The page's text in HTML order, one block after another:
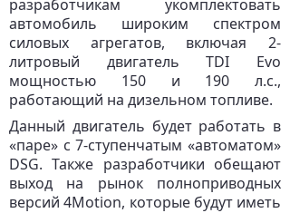
разработчикам укомплектовать
автомобиль широким спектром
силовых агрегатов, включая 2-
литровый двигатель TDI Evo
мощностью 150 и 190 л.с.,
работающий на дизельном топливе.
Данный двигатель будет работать в
«паре» с 7-ступенчатым «автоматом»
DSG. Также разработчики обещают
выход на рынок полноприводных
версий 4Motion, которые будут иметь